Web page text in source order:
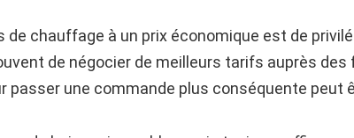
de chauffage à un prix économique est de
de négocier de meilleurs tarifs auprès des
passer une commande plus conséquente peut